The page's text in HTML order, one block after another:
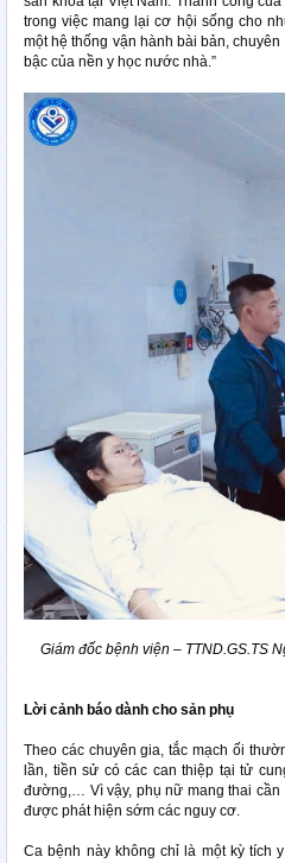
trong việc mang lại cơ hội sống cho
một hệ thống vận hành bài bản,
bậc của nền y học nước nhà.”
Giám đốc bệnh viện – TTND.GS.TS
Lời cảnh báo dành cho sản phụ
Theo các chuyên gia, tắc mạch ối
lần, tiền sử có các can thiệp tại tử
đường,… Vì vậy, phụ nữ mang thai cần
được phát hiện sớm các nguy cơ.
Ca bệnh này không chỉ là một kỳ tích